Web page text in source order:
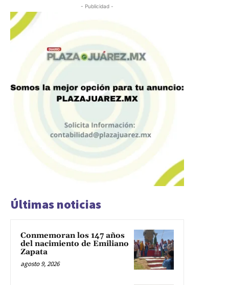
- Publicidad -
Últimas noticias
Conmemoran los 147 años
del nacimiento de Emiliano
Zapata
agosto 9, 2026